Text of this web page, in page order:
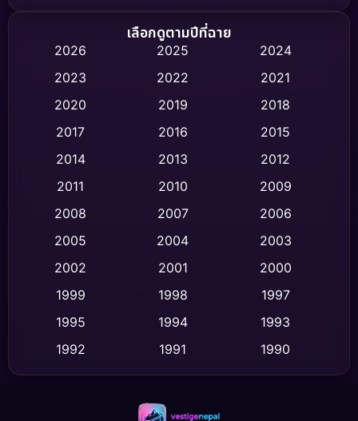
Biography ชีวิตจริง
Classic หนังคลาสสิก (47)
Comedy ตลก (436)
Crime อาชญากรรม (513)
Cult Film
Dance เต้น (10)
Detective สืบสวน (59)
เลือกดูตามปีที่ฉาย
2026 2025
2024
2023
2022
2021
2020
2019
2018
2017
2016
2015
2014
2013
2012
2011
2010
2009
2008
2007
2006
2005
2004
2003
2002
2001
2000
1999
1998
1997
1995
1994
1993
1992
1991
1990
1989
1988
1986
1983